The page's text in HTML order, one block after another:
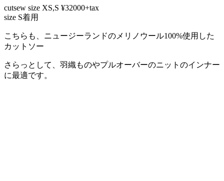
cutsew size XS,S ¥32000+tax
size S着用
こちらも、ニュージーランドのメリノウール100%使用した
カットソー
さらっとして、羽織ものやプルオーバーのニットのインナー
に最適です。